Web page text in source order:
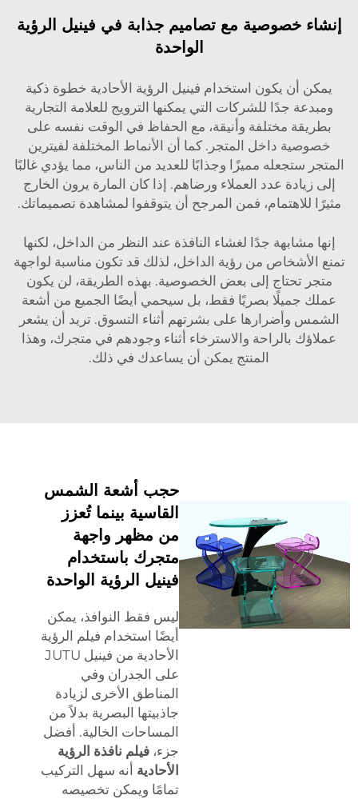
إنشاء خصوصية مع تصاميم جذابة في فينيل الرؤية
الواحدة
يمكن أن يكون استخدام فينيل الرؤية الأحادية خطوة ذكية
ومبدعة جدًا للشركات التي يمكنها الترويج للعلامة التجارية
بطريقة مختلفة وأنيقة، مع الحفاظ في الوقت نفسه على
خصوصية داخل المتجر. كما أن الأنماط المختلفة لفيترين
المتجر ستجعله مميزًا وجذابًا للعديد من الناس، مما يؤدي غالبًا
إلى زيادة عدد العملاء ورضاهم. إذا كان المارة يرون الخارج
مثيرًا للاهتمام، فمن المرجح أن يتوقفوا لمشاهدة تصميماتك.
إنها مشابهة جدًا لغشاء النافذة عند النظر من الداخل، لكنها
تمنع الأشخاص من رؤية الداخل، لذلك قد تكون مناسبة لواجهة
متجر تحتاج إلى بعض الخصوصية. بهذه الطريقة، لن يكون
عملك جميلًا بصريًا فقط، بل سيحمي أيضًا الجميع من أشعة
الشمس وأضرارها على بشرتهم أثناء التسوق. تريد أن يشعر
عملاؤك بالراحة والاسترخاء أثناء وجودهم في متجرك، وهذا
المنتج يمكن أن يساعدك في ذلك.
حجب أشعة الشمس
القاسية بينما تُعزز
من مظهر واجهة
متجرك باستخدام
فينيل الرؤية الواحدة
ليس فقط النوافذ، يمكن
أيضًا استخدام فيلم الرؤية
الأحادية من فينيل JUTU
على الجدران وفي
المناطق الأخرى لزيادة
جاذبيتها البصرية بدلاً من
المساحات الخالية. أفضل
جزء، فيلم نافذة الرؤية
الأحادية أنه سهل التركيب
تمامًا ويمكن تخصيصه